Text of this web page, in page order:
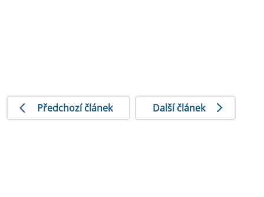
Předchozí článek Další článek